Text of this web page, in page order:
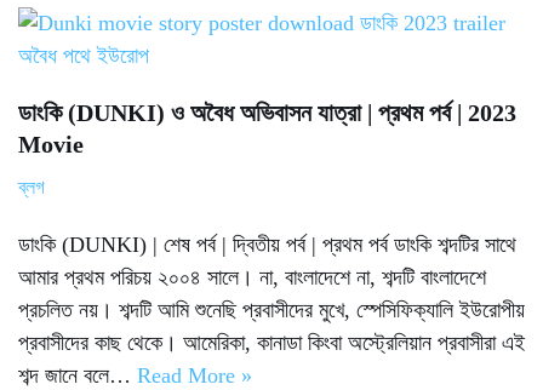
bo
ok
tte
r
ail re
ডাংকি (DUNKI) ও অবৈধ অভিবাসন যাত্রা | প্রথম পর্ব | 2023
Movie
ব্লগ
ডাংকি (DUNKI) | শেষ পর্ব | দ্বিতীয় পর্ব | প্রথম পর্ব ডাংকি শব্দটির সাথে
আমার প্রথম পরিচয় ২০০৪ সালে। না, বাংলাদেশে না, শব্দটি বাংলাদেশে
প্রচলিত নয়। শব্দটি আমি শুনেছি প্রবাসীদের মুখে, স্পেসিফিক্যালি ইউরোপীয়
প্রবাসীদের কাছ থেকে। আমেরিকা, কানাডা কিংবা অস্ট্রেলিয়ান প্রবাসীরা এই
শব্দ জানে বলে… Read More »